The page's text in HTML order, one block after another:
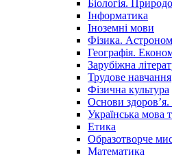
Біологія.
Інформатика
Іноземні мови
Фізика.
Географія.
Зарубіжна
Трудове навчання
Фізична культура
Основи здоров’я.
Українська мова
Етика
Образотворче
Математика